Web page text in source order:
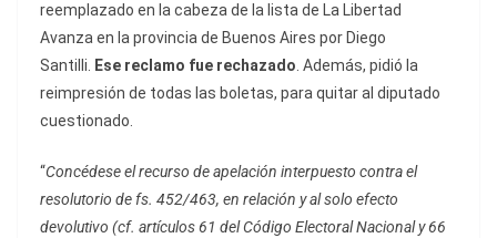
reemplazado en la cabeza de la lista de La Libertad
Avanza en la provincia de Buenos Aires por Diego
Santilli. Ese reclamo fue rechazado. Además, pidió la
reimpresión de todas las boletas, para quitar al diputado
cuestionado.
“Concédese el recurso de apelación interpuesto contra el
resolutorio de fs. 452/463, en relación y al solo efecto
devolutivo (cf. artículos 61 del Código Electoral Nacional y 66